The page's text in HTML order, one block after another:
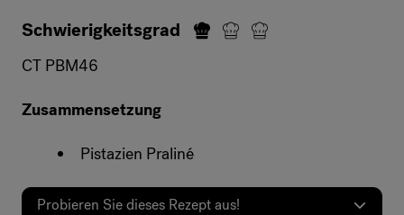
Schwierigkeitsgrad
CT PBM46
Zusammensetzung
Pistazien Praliné
Probieren Sie dieses Rezept aus!